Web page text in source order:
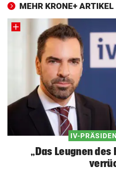
MEHR KRONE+ ARTIKEL
IV-
„Das Leugnen